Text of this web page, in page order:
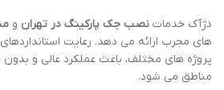
دژآک خدمات نصب جک پارکینگ در تهران و
های مجرب ارائه می دهد. رعایت
پروژه های مختلف، باعث عملکرد عالی و
مناطق می شود.